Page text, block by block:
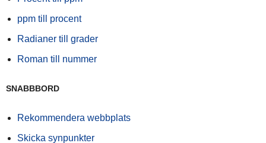
ppm till procent
Radianer till grader
Roman till nummer
SNABBBORD
Rekommendera webbplats
Skicka synpunkter